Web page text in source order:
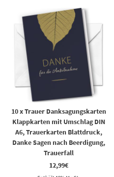
10 x Trauer Danksagungskarten
Klappkarten mit Umschlag DIN
A6, Trauerkarten Blattdruck,
Danke Sagen nach Beerdigung,
Trauerfall
12,99€